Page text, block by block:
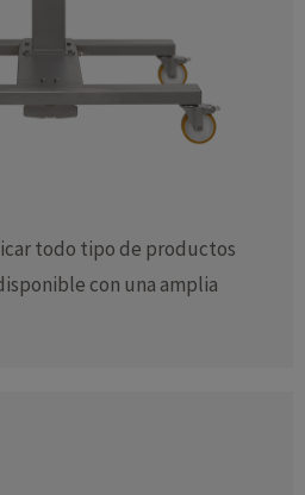
todo tipo de productos
con una amplia